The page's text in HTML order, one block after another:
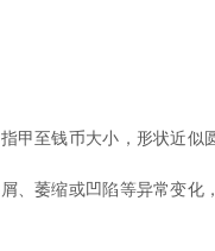
至钱币大小，形状近似圆
、萎缩或凹陷等异常变化